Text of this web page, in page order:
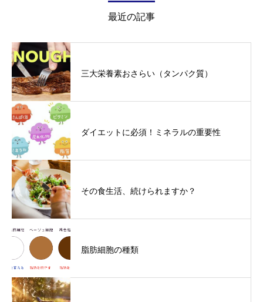
最近の記事
三大栄養素おさらい（タンパク質）
ダイエットに必須！ミネラルの重要性
その食生活、続けられますか？
脂肪細胞の種類